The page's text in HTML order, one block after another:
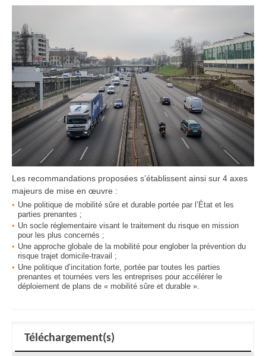
Les recommandations proposées s’établissent ainsi sur 4 axes
majeurs de mise en œuvre :
Une politique de mobilité sûre et durable portée par l’État et les
parties prenantes ;
Un socle réglementaire visant le traitement du risque en mission
pour les plus concernés ;
Une approche globale de la mobilité pour englober la prévention du
risque trajet domicile-travail ;
Une politique d’incitation forte, portée par toutes les parties
prenantes et tournées vers les entreprises pour accélérer le
déploiement de plans de « mobilité sûre et durable ».
Téléchargement(s)